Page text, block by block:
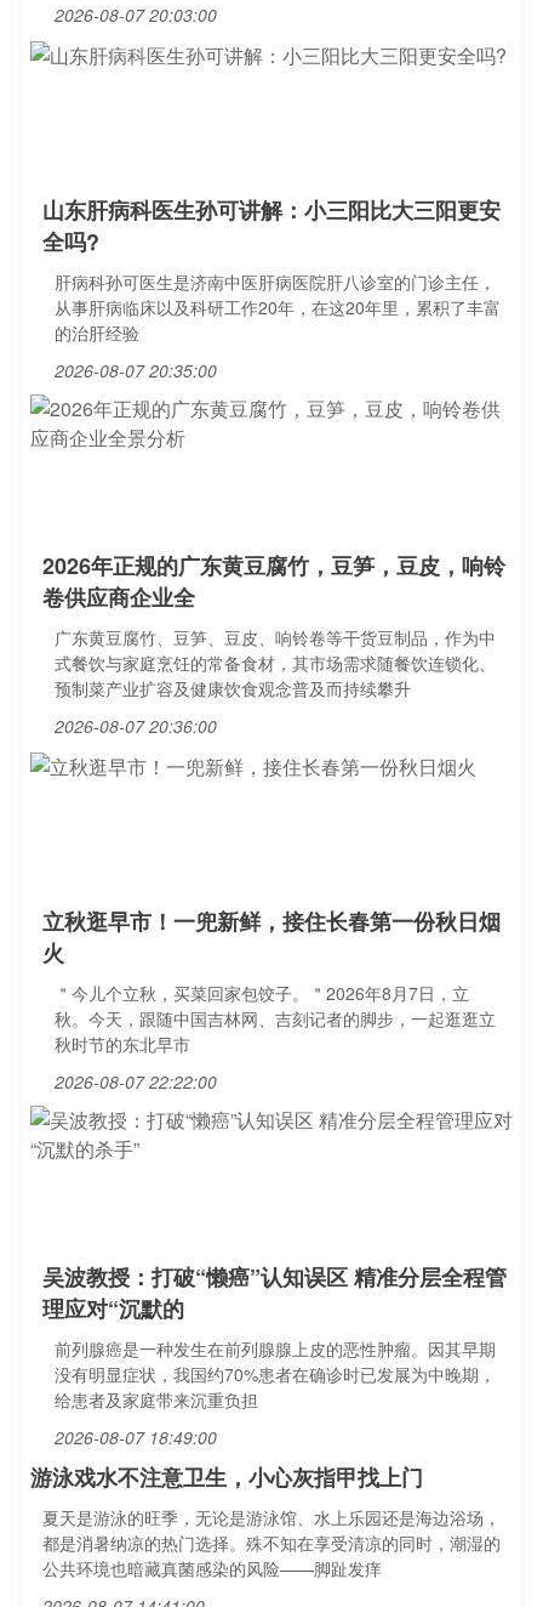
2026-08-07 20:03:00
山东肝病科医生孙可讲解：小三阳比大三阳更安
全吗?
肝病科孙可医生是济南中医肝病医院肝八诊室的门诊主任，
从事肝病临床以及科研工作20年，在这20年里，累积了丰富
的治肝经验
2026-08-07 20:35:00
2026年正规的广东黄豆腐竹，豆笋，豆皮，响铃
卷供应商企业全
广东黄豆腐竹、豆笋、豆皮、响铃卷等干货豆制品，作为中
式餐饮与家庭烹饪的常备食材，其市场需求随餐饮连锁化、
预制菜产业扩容及健康饮食观念普及而持续攀升
2026-08-07 20:36:00
立秋逛早市！一兜新鲜，接住长春第一份秋日烟
火
＂今儿个立秋，买菜回家包饺子。＂2026年8月7日，立
秋。今天，跟随中国吉林网、吉刻记者的脚步，一起逛逛立
秋时节的东北早市
2026-08-07 22:22:00
吴波教授：打破“懒癌”认知误区 精准分层全程管
理应对“沉默的
前列腺癌是一种发生在前列腺腺上皮的恶性肿瘤。因其早期
没有明显症状，我国约70%患者在确诊时已发展为中晚期，
给患者及家庭带来沉重负担
2026-08-07 18:49:00
游泳戏水不注意卫生，小心灰指甲找上门
夏天是游泳的旺季，无论是游泳馆、水上乐园还是海边浴场，
都是消暑纳凉的热门选择。殊不知在享受清凉的同时，潮湿的
公共环境也暗藏真菌感染的风险——脚趾发痒